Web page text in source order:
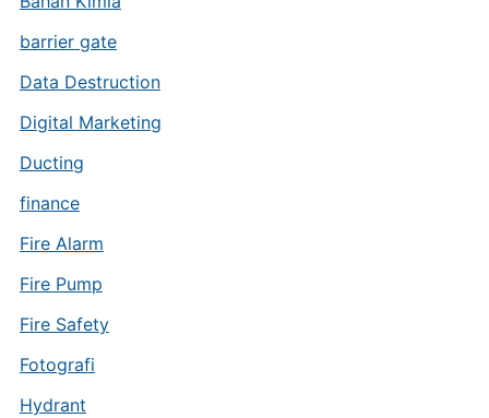
barrier gate
Data Destruction
Digital Marketing
Ducting
finance
Fire Alarm
Fire Pump
Fire Safety
Fotografi
Hydrant